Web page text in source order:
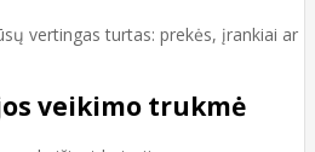
vertingas turtas: prekės, įrankiai ar
veikimo trukmė